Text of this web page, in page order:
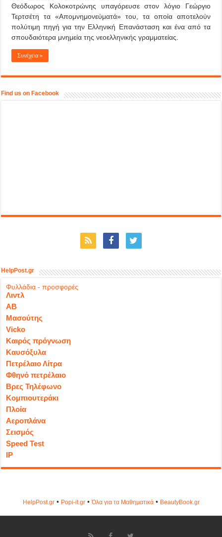
Θεόδωρος Κολοκοτρώνης υπαγόρευσε στον λόγιο Γεώργιο
Τερτσέτη τα «Απομνημονεύματά» του, τα οποία αποτελούν
πολύτιμη πηγή για την Ελληνική Επανάσταση και ένα από τα
σπουδαιότερα μνημεία της νεοελληνικής γραμματείας.
Συνέχεια »
Find us on Facebook
HelpPost.gr
Φυλλάδια - προσφορές
Λιντλ
ΑΒ
Μασούτης
Vicko
Καιρός πρόγνωση
Καυσόξυλα
Πετρέλαιο Λίτρα
Φθηνό πετρέλαιο
Βρες Τηλέφωνο
Κομπιουτεράκι
Πλοία
Αεροπλάνα
Σεισμός
Speed Test
IP
HelpPost.gr• Popi-it.gr•Όλα για τα Μαθηματικά• ΒeautyΒook.gr